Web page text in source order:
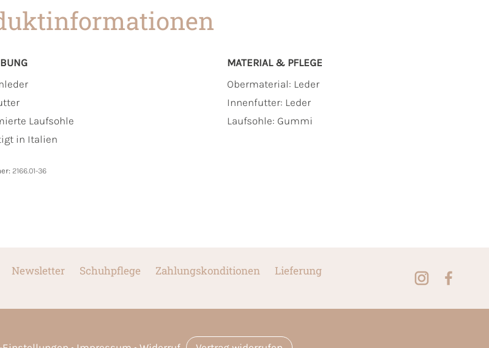
Laufsohle
in Italien
MATERIAL & PFLEGE
Obermaterial: Leder
Innenfutter: Leder
Laufsohle: Gummi
2166.01-36
Newsletter Schuhpflege Zahlungskonditionen
Lieferung